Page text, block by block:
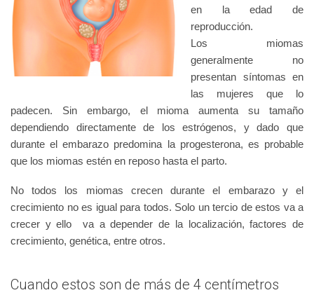
en la edad de
reproducción.
Los miomas
generalmente no
presentan síntomas en
las mujeres que lo
padecen. Sin embargo, el mioma aumenta su tamaño
dependiendo directamente de los estrógenos, y dado que
durante el embarazo predomina la progesterona, es probable
que los miomas estén en reposo hasta el parto.
No todos los miomas crecen durante el embarazo y el
crecimiento no es igual para todos. Solo un tercio de estos va a
crecer y ello va a depender de la localización, factores de
crecimiento, genética, entre otros.
Cuando estos son de más de 4 centímetros